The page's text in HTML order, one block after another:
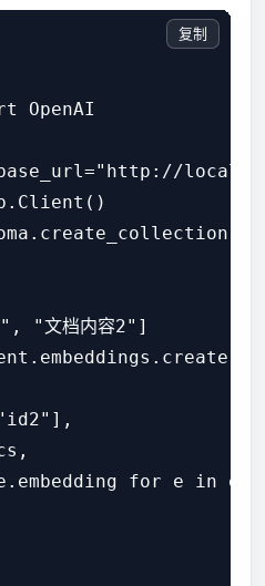
OpenAI
"文档内容2"]
for e in
复制